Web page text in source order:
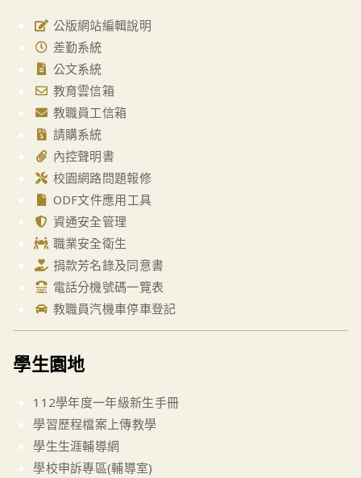
公版網站編輯說明
差勤系統
公文系統
教育雲信箱
教職員工信箱
請購系統
內控聲明書
校園網路問題報修
ODF文件應用工具
資通安全管理
職業安全衛生
捐款芳名錄及同意書
電話分機號碼一覽表
教職員汽機車停車登記
學生園地
112學年度一年級新生手冊
學習歷程檔案上傳教學
學生生涯輔導網
學校申訴專區(輔導室)